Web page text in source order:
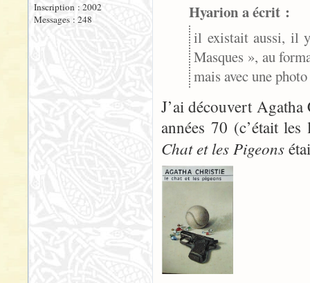
Inscription : 2002
Messages : 248
Hyarion a écrit :
il existait aussi, il
Masques », au
mais avec une
J’ai découvert
années 70 (c’était
Chat et les Pigeons